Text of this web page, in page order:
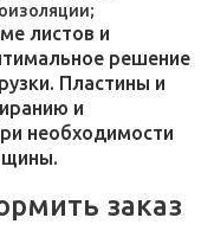
листов и
решение
Пластины и
и
необходимости
заказ